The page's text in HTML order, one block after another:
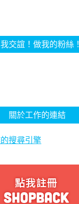
交誼！做我的粉絲！
關於工作的連結
搜尋引擎